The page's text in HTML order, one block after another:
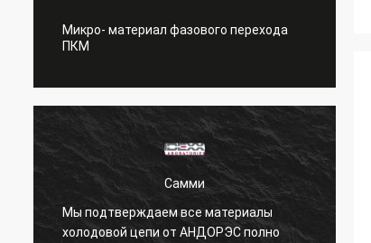
Микро- материал фазового перехода
ПКМ
Самми
Мы подтверждаем все материалы
холодовой цепи от АНДОРЭС полно